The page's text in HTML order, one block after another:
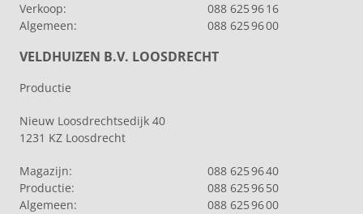
Verkoop:
088 625 96 16
Algemeen:
088 625 96 00
VELDHUIZEN B.V. LOOSDRECHT
Productie
Nieuw Loosdrechtsedijk 40
1231 KZ Loosdrecht
Magazijn:
088 625 96 40
Productie:
088 625 96 50
Algemeen:
088 625 96 00